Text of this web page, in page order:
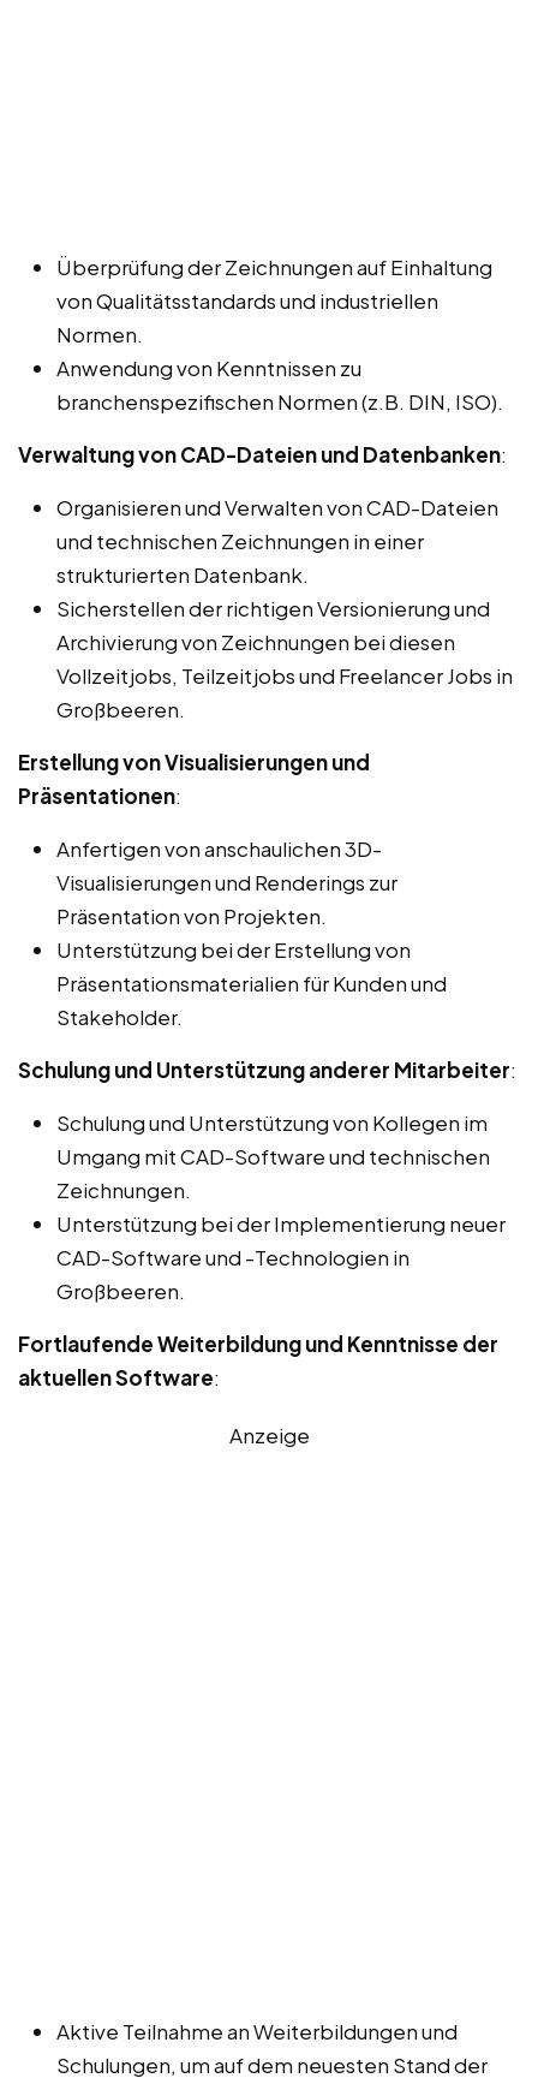
Überprüfung der Zeichnungen auf Einhaltung
von Qualitätsstandards und industriellen
Normen.
Anwendung von Kenntnissen zu
branchenspezifischen Normen (z.B. DIN, ISO).
Verwaltung von CAD-Dateien und Datenbanken:
Organisieren und Verwalten von CAD-Dateien
und technischen Zeichnungen in einer
strukturierten Datenbank.
Sicherstellen der richtigen Versionierung und
Archivierung von Zeichnungen bei diesen
Vollzeitjobs, Teilzeitjobs und Freelancer Jobs in
Großbeeren.
Erstellung von Visualisierungen und
Präsentationen:
Anfertigen von anschaulichen 3D-
Visualisierungen und Renderings zur
Präsentation von Projekten.
Unterstützung bei der Erstellung von
Präsentationsmaterialien für Kunden und
Stakeholder.
Schulung und Unterstützung anderer Mitarbeiter:
Schulung und Unterstützung von Kollegen im
Umgang mit CAD-Software und technischen
Zeichnungen.
Unterstützung bei der Implementierung neuer
CAD-Software und -Technologien in
Großbeeren.
Fortlaufende Weiterbildung und Kenntnisse der
aktuellen Software:
Anzeige
Aktive Teilnahme an Weiterbildungen und
Schulungen, um auf dem neuesten Stand der